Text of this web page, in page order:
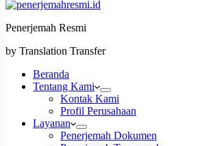
Penerjemah Resmi
by Translation Transfer
Beranda
Tentang Kami
Kontak Kami
Profil Perusahaan
Layanan
Penerjemah Dokumen